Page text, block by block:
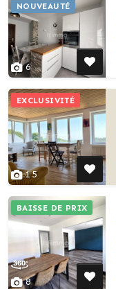
6
NOUVEAUTÉ
15
EXCLUSIVITÉ
8
BAISSE DE PRIX